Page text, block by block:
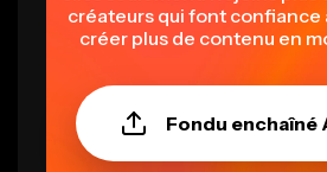
créateurs qui font confiance
créer plus de contenu en
Fondu enchaîné